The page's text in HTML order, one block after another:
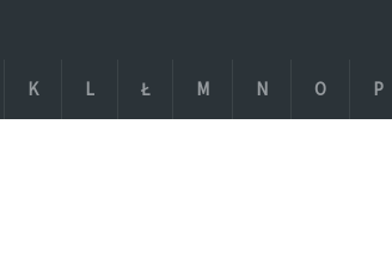
K L Ł M N O P